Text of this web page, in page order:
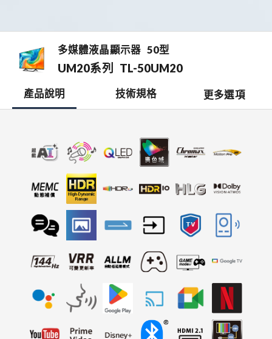
多媒體液晶顯示器 50型
UM20系列 TL-50UM20
產品說明 技術規格 更多選項